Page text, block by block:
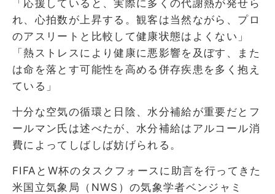
「応援していると、実際に多くの代謝熱が発せら
れ、心拍数が上昇する。観客は当然ながら、プロ
のアスリートと比較して健康状態はよくない」
「熱ストレスにより健康に悪影響を及ぼす、また
は命を落とす可能性を高める併存疾患を多く抱え
ている」
十分な空気の循環と日陰、水分補給が重要だとフ
ールマン氏は述べたが、水分補給はアルコール消
費によってしばしば妨げられる。
FIFAとW杯のタスクフォースに助言を行ってきた
米国立気象局（NWS）の気象学者ベンジャミ